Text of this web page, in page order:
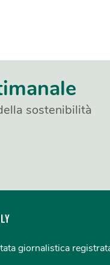
sostenibilità
giornalistica